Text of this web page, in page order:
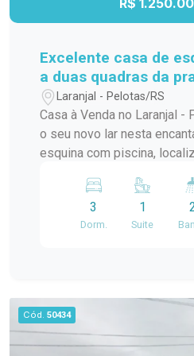
R$
Excelente casa de
a duas quadras da
Laranjal - Pelotas/RS
Casa à Venda no Laranjal -
o seu novo lar nesta
esquina com piscina,
da praia. Com 240 m² de
sobrado é ideal para quem
praticidade. No térreo, você encontrará uma
confraternização. O
uma aconchegante lareira e
que traz luz natural e
3
Dorm.
1
Suite
Cód. 50434